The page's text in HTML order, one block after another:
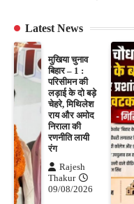
Latest News
मुखिया चुनाव
बिहार – 1 :
परिसीमन की
लड़ाई के दो बड़े
चेहरे, मिथिलेश
राय और अमोद
निराला की
रणनीति लायी
रंग
Rajesh
Thakur
09/08/2026